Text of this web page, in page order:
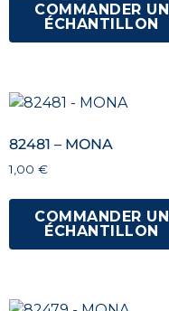
COMMANDER UN
ÉCHANTILLON
82481 – MONA
1,00 €
COMMANDER UN
ÉCHANTILLON